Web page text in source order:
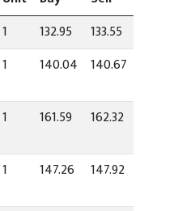
1 132.95
133.55
1 140.04 140.67
1 161.59 162.32
1 147.26 147.92